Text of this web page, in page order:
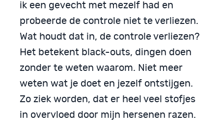
ik een gevecht met mezelf had en
probeerde de controle niet te verliezen.
Wat houdt dat in, de controle verliezen?
Het betekent black-outs, dingen doen
zonder te weten waarom. Niet meer
weten wat je doet en jezelf ontstijgen.
Zo ziek worden, dat er heel veel stofjes
in overvloed door mijn hersenen razen.